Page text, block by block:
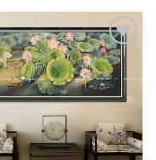
Add to
Wishlist